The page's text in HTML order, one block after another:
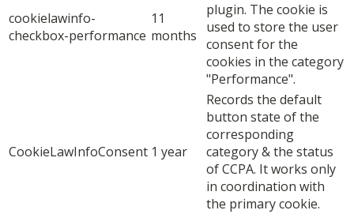
cookielawinfo-
checkbox-performance
11
months
plugin. The cookie is
used to store the user
consent for the
cookies in the category
"Performance".
CookieLawInfoConsent 1 year
Records the default
button state of the
corresponding
category & the status
of CCPA. It works only
in coordination with
the primary cookie.